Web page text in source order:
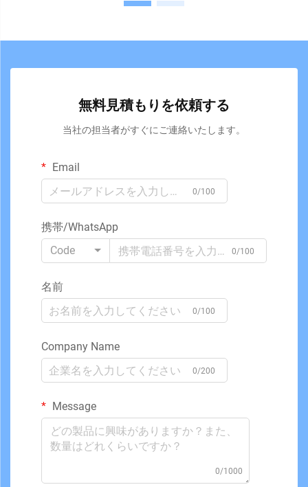
無料見積もりを依頼する
当社の担当者がすぐにご連絡いたします。
Email
0/100
携帯/WhatsApp
Code
0/100
名前
0/100
Company Name
0/200
Message
0/1000